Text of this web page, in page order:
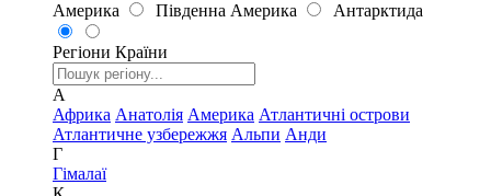
Америка
Південна Америка Антарктида
Регіони Країни
А
Африка Анатолія Америка Атлантичні острови
Атлантичне узбережжя Альпи Анди
Г
Гімалаї